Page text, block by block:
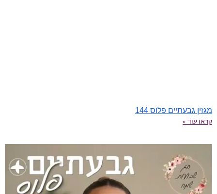
מגזין גבעתיים פלוס 144
קראו עוד »